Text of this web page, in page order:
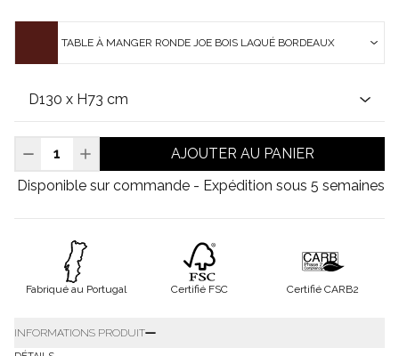
TABLE À MANGER RONDE JOE BOIS LAQUÉ BORDEAUX
AJOUTER AU PANIER
Disponible sur commande - Expédition sous 5 semaines
Fabriqué au Portugal Certifié FSC Certifié CARB2
INFORMATIONS PRODUIT